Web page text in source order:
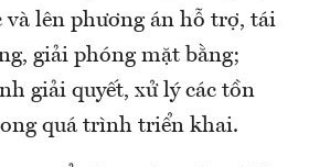
và lên phương án hỗ trợ, tái
giải phóng mặt bằng;
giải quyết, xử lý các tồn
quá trình triển khai.